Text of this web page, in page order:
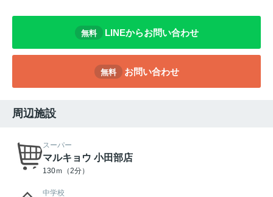
無料 LINEからお問い合わせ
無料 お問い合わせ
周辺施設
スーパー
マルキョウ 小田部店
130ｍ（2分）
中学校